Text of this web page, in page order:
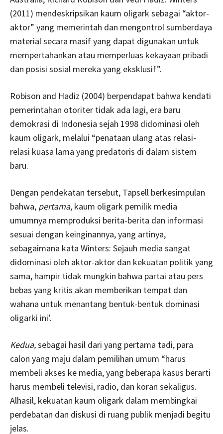
(2011) mendeskripsikan kaum oligark sebagai “aktor-
aktor” yang memerintah dan mengontrol sumberdaya
material secara masif yang dapat digunakan untuk
mempertahankan atau memperluas kekayaan pribadi
dan posisi sosial mereka yang eksklusif”.
Robison and Hadiz (2004) berpendapat bahwa kendati
pemerintahan otoriter tidak ada lagi, era baru
demokrasi di Indonesia sejah 1998 didominasi oleh
kaum oligark, melalui “penataan ulang atas relasi-
relasi kuasa lama yang predatoris di dalam sistem
baru.
Dengan pendekatan tersebut, Tapsell berkesimpulan
bahwa, pertama, kaum oligark pemilik media
umumnya memproduksi berita-berita dan informasi
sesuai dengan keinginannya, yang artinya,
sebagaimana kata Winters: Sejauh media sangat
didominasi oleh aktor-aktor dan kekuatan politik yang
sama, hampir tidak mungkin bahwa partai atau pers
bebas yang kritis akan memberikan tempat dan
wahana untuk menantang bentuk-bentuk dominasi
oligarki ini’.
Kedua,sebagai hasil dari yang pertama tadi, para
calon yang maju dalam pemilihan umum “harus
membeli akses ke media, yang beberapa kasus berarti
harus membeli televisi, radio, dan koran sekaligus.
Alhasil, kekuatan kaum oligark dalam membingkai
perdebatan dan diskusi di ruang publik menjadi begitu
jelas.